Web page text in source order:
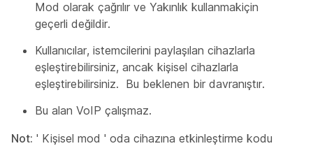
Mod olarak çağrılır ve Yakınlık kullanmakiçin
geçerli değildir.
Kullanıcılar, istemcilerini paylaşılan cihazlarla
eşleştirebilirsiniz, ancak kişisel cihazlarla
eşleştirebilirsiniz. Bu beklenen bir davranıştır.
Bu alan VoIP çalışmaz.
Not: ' Kişisel mod ' oda cihazına etkinleştirme kodu